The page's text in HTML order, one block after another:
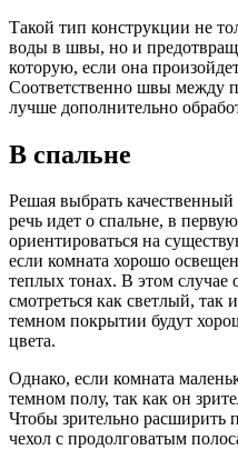
Такой тип конструкции не
воды в швы, но и
которую, если она
Соответственно швы между
лучше дополнительно
В спальне
Решая выбрать
речь идет о спальне, в
ориентироваться на
если комната хорошо
теплых тонах. В этом случае
смотреться как светлый,
темном покрытии будут
цвета.
Однако, если комната
темном полу, так как он
Чтобы зрительно расширить
чехол с продолговатым